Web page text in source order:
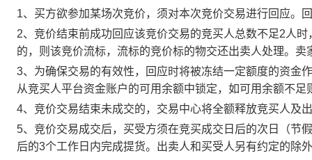
1、买方欲参加某场次竞价，须对本次竞价交易进行回应。
2、竞价结束前成功回应该竞价交易的竞买人总数不足2人
的，则该竞价流标，流标的竞价标的物交还出卖人处理。
3、为确保交易的有效性，回应时将被冻结一定额度的资金
从竞买人平台资金账户的可用余额中锁定，如可用余额不足
4、竞价交易结束未成交的，交易中心将全额释放竞买人及
5、竞价交易成交后，买受方须在竞买成交日后的次日（节
后的3个工作日内完成提货。出卖人和买受人另有约定的除